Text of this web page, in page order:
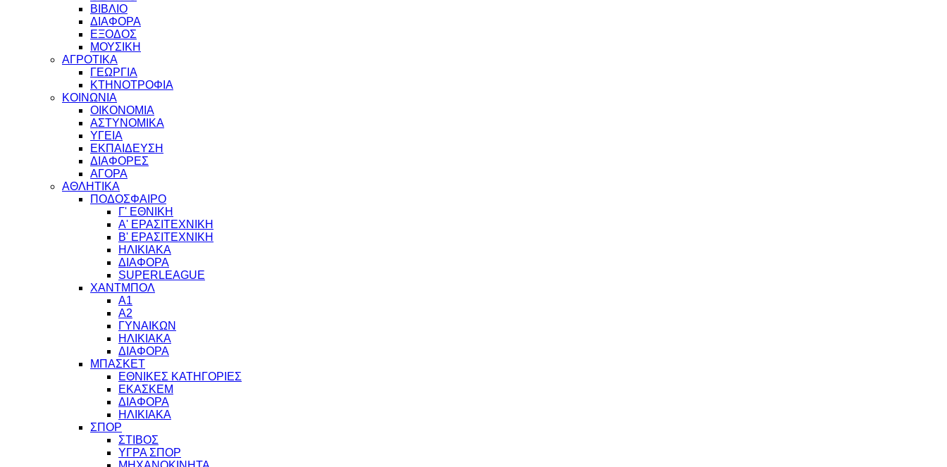
ΒΙΒΛΙΟ
ΔΙΑΦΟΡΑ
ΕΞΟΔΟΣ
ΜΟΥΣΙΚΗ
ΑΓΡΟΤΙΚΑ
ΓΕΩΡΓΙΑ
ΚΤΗΝΟΤΡΟΦΙΑ
ΚΟΙΝΩΝΙΑ
ΟΙΚΟΝΟΜΙΑ
ΑΣΤΥΝΟΜΙΚΑ
ΥΓΕΙΑ
ΕΚΠΑΙΔΕΥΣΗ
ΔΙΑΦΟΡΕΣ
ΑΓΟΡΑ
ΑΘΛΗΤΙΚΑ
ΠΟΔΟΣΦΑΙΡΟ
Γ' ΕΘΝΙΚΗ
Α' ΕΡΑΣΙΤΕΧΝΙΚΗ
Β' ΕΡΑΣΙΤΕΧΝΙΚΗ
ΗΛΙΚΙΑΚΑ
ΔΙΑΦΟΡΑ
SUPERLEAGUE
ΧΑΝΤΜΠΟΛ
Α1
Α2
ΓΥΝΑΙΚΩΝ
ΗΛΙΚΙΑΚΑ
ΔΙΑΦΟΡΑ
ΜΠΑΣΚΕΤ
ΕΘΝΙΚΕΣ ΚΑΤΗΓΟΡΙΕΣ
ΕΚΑΣΚΕΜ
ΔΙΑΦΟΡΑ
ΗΛΙΚΙΑΚΑ
ΣΠΟΡ
ΣΤΙΒΟΣ
ΥΓΡΑ ΣΠΟΡ